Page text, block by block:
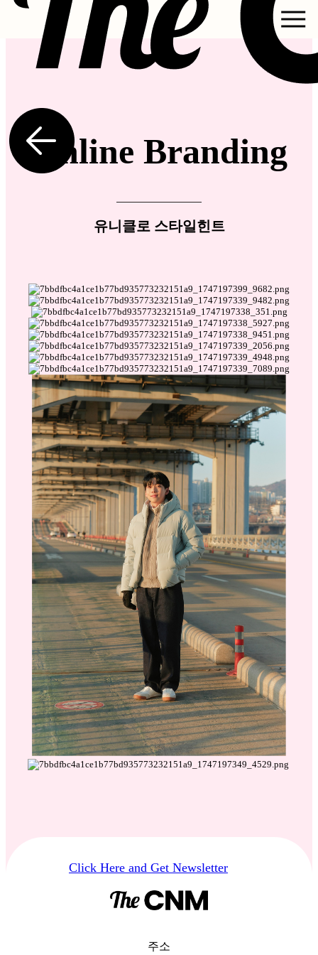
Online Branding
유니클로 스타일힌트
Click Here and Get Newsletter
주소